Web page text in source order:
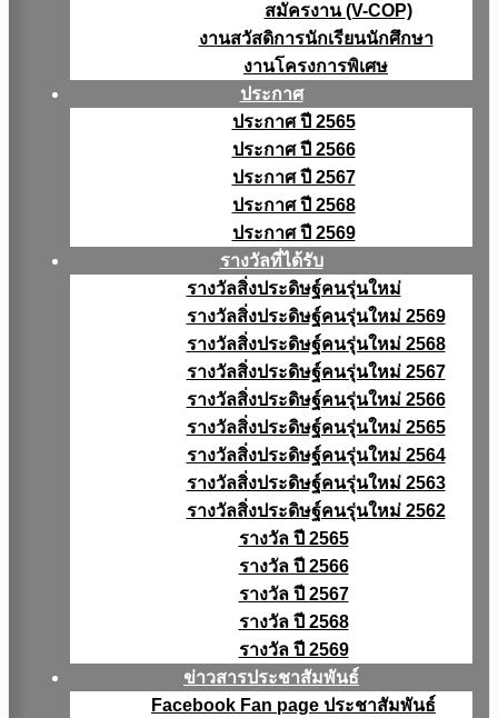
สมัครงาน (V-COP)
งานสวัสดิการนักเรียนนักศึกษา
งานโครงการพิเศษ
ประกาศ
ประกาศ ปี 2565
ประกาศ ปี 2566
ประกาศ ปี 2567
ประกาศ ปี 2568
ประกาศ ปี 2569
รางวัลที่ได้รับ
รางวัลสิ่งประดิษฐ์คนรุ่นใหม่
รางวัลสิ่งประดิษฐ์คนรุ่นใหม่ 2569
รางวัลสิ่งประดิษฐ์คนรุ่นใหม่ 2568
รางวัลสิ่งประดิษฐ์คนรุ่นใหม่ 2567
รางวัลสิ่งประดิษฐ์คนรุ่นใหม่ 2566
รางวัลสิ่งประดิษฐ์คนรุ่นใหม่ 2565
รางวัลสิ่งประดิษฐ์คนรุ่นใหม่ 2564
รางวัลสิ่งประดิษฐ์คนรุ่นใหม่ 2563
รางวัลสิ่งประดิษฐ์คนรุ่นใหม่ 2562
รางวัล ปี 2565
รางวัล ปี 2566
รางวัล ปี 2567
รางวัล ปี 2568
รางวัล ปี 2569
ข่าวสารประชาสัมพันธ์
Facebook Fan page ประชาสัมพันธ์